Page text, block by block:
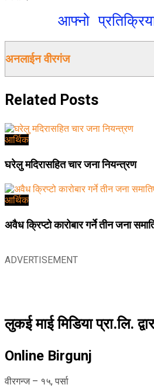
आफ्नो
अनलाईन वीरगंज
Related Posts
आर्थिक
घरेलु मदिरासहित चार जना नियन्त्रण
आर्थिक
अवैध क्रिप्टो कारोबार गर्ने तीन जना
ADVERTISEMENT
लुकई माई मिडिया प्रा.लि.
Online Birgunj
वीरगन्ज – १५, पर्सा